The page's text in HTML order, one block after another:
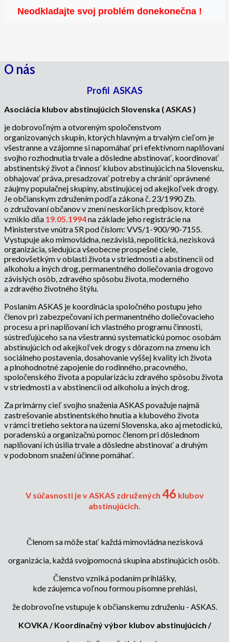
Neodkladajte svoj problém donekonečna !
O nás
Profil ASKAS
Asociácia klubov abstinujúcich Slovenska ( ASKAS )
je dobrovoľným a otvoreným spoločenstvom
organizovaných skupín, ktorých hlavným a trvalým cieľom je
všestranne a vzájomne si napomáhať pri efektívnom naplňovaní
svojho rozhodnutia trvale a dôsledne abstinovať, koordinovať
abstinentský život a činnosť klubov abstinujúcich na Slovensku,
obhajovať práva, presadzovať potreby a chrániť oprávnené
záujmy populačnej skupiny, abstinujúcej od akejkoľvek drogy.
Je občianskym združením podľa zákona č. 23/1990 Zb.
o združovaní občanov v znení neskorších predpisov, ktoré
vzniklo dňa 19.05.1994na základe jeho registrácie na
Ministerstve vnútra SR pod číslom: VVS/1-900/90-7155.
Vystupuje ako mimovládna, nezávislá, nepolitická, nezisková
organizácia, sledujúca všeobecne prospešné ciele,
predovšetkým v oblasti života v striedmosti a abstinencii od
alkoholu a iných drog, permanentného doliečovania drogovo
závislých osôb, zdravého spôsobu života, moderného
a zdravého životného štýlu.
Poslaním ASKAS je koordinácia spoločného postupu jeho
členov pri zabezpečovaní ich permanentného doliečovacieho
procesu a pri naplňovaní ich vlastného programu činnosti,
sústreďujúceho sa na všestrannú systematickú pomoc osobám
abstinujúcich od akejkoľvek drogy s dôrazom na zmenu ich
sociálneho postavenia, dosahovanie vyššej kvality ich života
a plnohodnotné zapojenie do rodinného, pracovného,
spoločenského života a popularizáciu zdravého spôsobu života
v striedmosti a v abstinencii od alkoholu a iných drog.
Za primárny cieľ svojho snaženia ASKAS považuje najmä
zastrešovanie abstinentského hnutia a klubového života
v rámci tretieho sektora na území Slovenska, ako aj metodickú,
poradenskú a organizačnú pomoc členom pri dôslednom
naplňovaní ich úsilia trvale a dôsledne abstinovať a druhým
v podobnom snažení účinne pomáhať.
V súčasnosti je v ASKAS združených 46 klubov
abstinujúcich.
Členom sa môže stať každá mimovládna nezisková
organizácia, každá svojpomocná skupina abstinujúcich osôb.
Členstvo vzniká podaním prihlášky,
kde záujemca voľnou formou písomne prehlási,
že dobrovoľne vstupuje k občianskemu združeniu - ASKAS.
KOVKA / Koordinačný výbor klubov abstinujúcich /